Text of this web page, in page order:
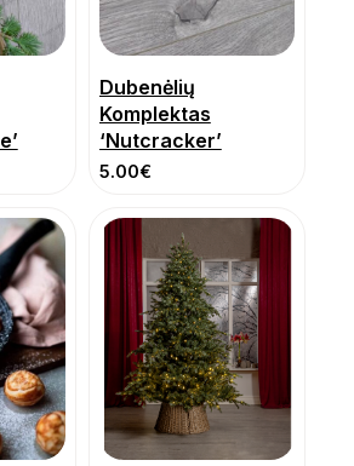
Dubenėlių
Komplektas
‘Nutcracker’
5.00€